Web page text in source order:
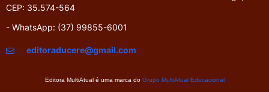
CEP: 35.574-564
- WhatsApp: (37) 99855-6001
editoraducere@gmail.com
Editora MultiAtual é uma marca do Grupo MultiAtual Educacional